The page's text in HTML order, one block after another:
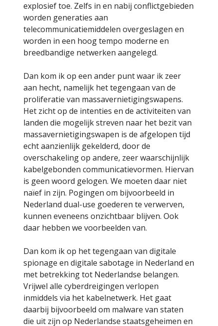
explosief toe. Zelfs in en nabij conflictgebieden
worden generaties aan
telecommunicatiemiddelen overgeslagen en
worden in een hoog tempo moderne en
breedbandige netwerken aangelegd.
Dan kom ik op een ander punt waar ik zeer
aan hecht, namelijk het tegengaan van de
proliferatie van massavernietigingswapens.
Het zicht op de intenties en de activiteiten van
landen die mogelijk streven naar het bezit van
massavernietigingswapen is de afgelopen tijd
echt aanzienlijk gekelderd, door de
overschakeling op andere, zeer waarschijnlijk
kabelgebonden communicatievormen. Hiervan
is geen woord gelogen. We moeten daar niet
naïef in zijn. Pogingen om bijvoorbeeld in
Nederland dual-use goederen te verwerven,
kunnen eveneens onzichtbaar blijven. Ook
daar hebben we voorbeelden van.
Dan kom ik op het tegengaan van digitale
spionage en digitale sabotage in Nederland en
met betrekking tot Nederlandse belangen.
Vrijwel alle cyberdreigingen verlopen
inmiddels via het kabelnetwerk. Het gaat
daarbij bijvoorbeeld om malware van staten
die uit zijn op Nederlandse staatsgeheimen en